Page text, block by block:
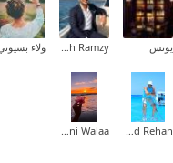
يونس Mina Mamdouh Ramzy ولاء
Khaled Rehan
Muslmani Walaa